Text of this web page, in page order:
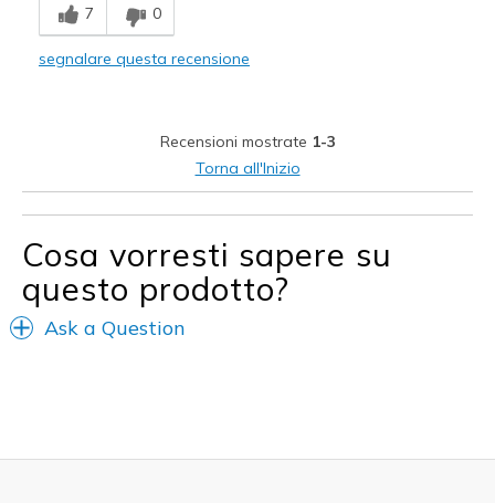
Durable
View On Shoes
Shoes are for Wearing
7 0
segnalare questa recensione
Recensioni mostrate 1-3
Torna all'Inizio
Cosa vorresti sapere su
questo prodotto?
Ask a Question